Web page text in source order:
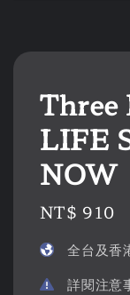
Three
LIFE
NOW
Regular
NT$ 910
全台及香
詳閱注意